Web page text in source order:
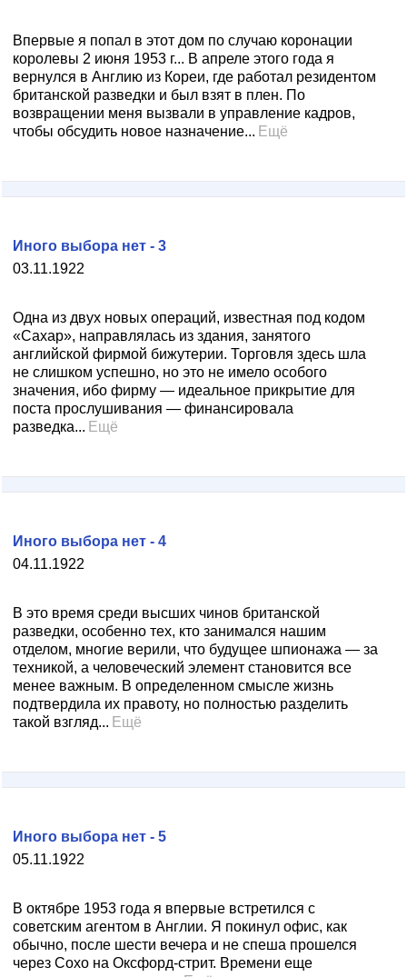
Впервые я попал в этот дом по случаю коронации
королевы 2 июня 1953 г... В апреле этого года я
вернулся в Англию из Кореи, где работал резидентом
британской разведки и был взят в плен. По
возвращении меня вызвали в управление кадров,
чтобы обсудить новое назначение... Ещё
03.11.1922
Иного выбора нет - 3
Одна из двух новых операций, известная под кодом
«Сахар», направлялась из здания, занятого
английской фирмой бижутерии. Торговля здесь шла
не слишком успешно, но это не имело особого
значения, ибо фирму — идеальное прикрытие для
поста прослушивания — финансировала
разведка... Ещё
04.11.1922
Иного выбора нет - 4
В это время среди высших чинов британской
разведки, особенно тех, кто занимался нашим
отделом, многие верили, что будущее шпионажа — за
техникой, а человеческий элемент становится все
менее важным. В определенном смысле жизнь
подтвердила их правоту, но полностью разделить
такой взгляд... Ещё
05.11.1922
Иного выбора нет - 5
В октябре 1953 года я впервые встретился с
советским агентом в Англии. Я покинул офис, как
обычно, после шести вечера и не спеша прошелся
через Сохо на Оксфорд-стрит. Времени еще